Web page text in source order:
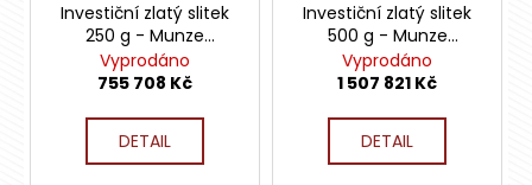
Investiční zlatý slitek
250 g - Munze
Österreich
Vyprodáno
755 708 Kč
DETAIL
Investiční zlatý slitek
500 g - Munze
Österreich
Vyprodáno
1 507 821 Kč
DETAIL